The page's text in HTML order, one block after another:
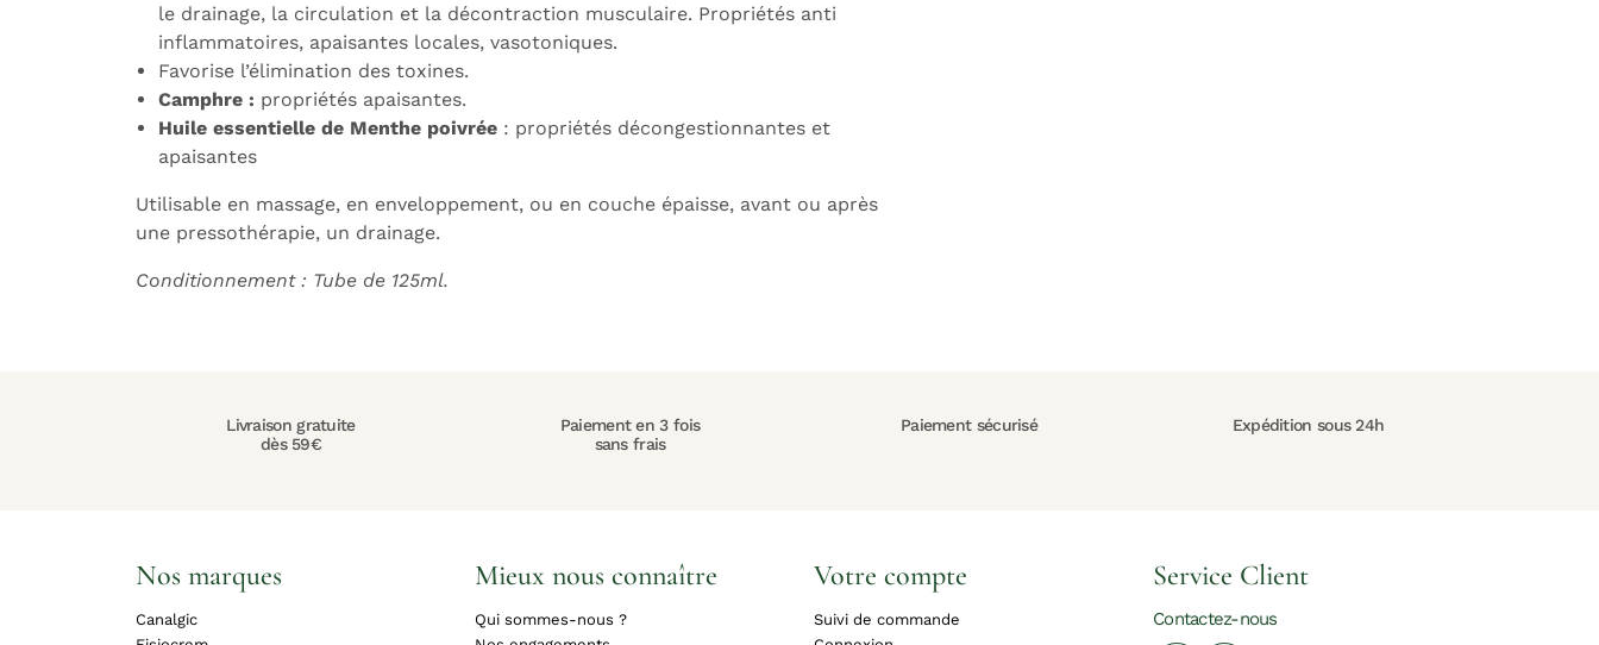
le drainage, la circulation et la décontraction musculaire. Propriétés anti
inflammatoires, apaisantes locales, vasotoniques.
Favorise l’élimination des toxines.
Camphre : propriétés apaisantes.
Huile essentielle de Menthe poivrée : propriétés décongestionnantes et
apaisantes
Utilisable en massage, en enveloppement, ou en couche épaisse, avant ou après
une pressothérapie, un drainage.
Conditionnement : Tube de 125ml.
Livraison gratuite
dès 59€
Paiement en 3 fois
sans frais
Paiement sécurisé Expédition sous 24h
Nos marques
Canalgic
Mieux nous connaître
Qui sommes-nous ?
Votre compte
Suivi de commande
Service Client
Contactez-nous